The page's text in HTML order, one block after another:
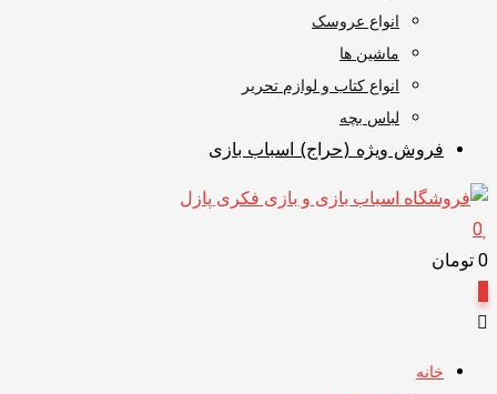
انواع عروسک
ماشین ها
انواع کتاب و لوازم تحریر
لباس بچه
فروش ویژه (حراج) اسباب بازی
0
0 تومان
خانه